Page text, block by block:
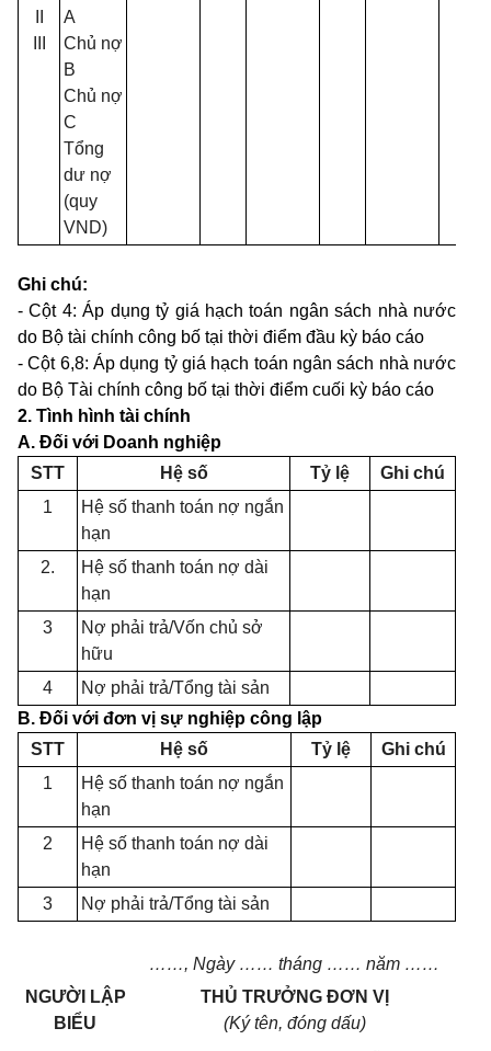
A
Chủ nợ
B
Chủ nợ
C
Tổng
dư nợ
(quy
VND)
Ghi chú:
- Cột 4: Áp dụng tỷ giá hạch toán ngân sách nhà nước
do Bộ tài chính công bố tại thời điểm đầu kỳ báo cáo
- Cột 6,8: Áp dụng tỷgiá hạch toán ngân sách nhà nước
do Bộ Tài chính công bố tại thời điểm cuối kỳ báo cáo
2. Tình hình tài chính
A. Đối với Doanh nghiệp
STT
Hệ số Tỷ lệ
Ghi chú
1
Hệ số thanh toán nợ ngắn
hạn
2.
Hệ số thanh toán nợ dài
hạn
3
Nợ phải trả/Vốn chủ sở
hữu
4
Nợ phải trả/Tổng tài sản
B. Đối với đơn vị sự nghiệp công lập
STT
Hệ số Tỷ lệ
Ghi chú
1
Hệ số thanh toán nợ ngắn
hạn
2
Hệ số thanh toán nợ dài
hạn
3
Nợ phải trả/Tổng tài sản
……, Ngày …… tháng …… năm ……
NGƯỜI LẬP
BIỂU
THỦ TRƯỞNG ĐƠN VỊ
(Ký tên, đóng dấu)